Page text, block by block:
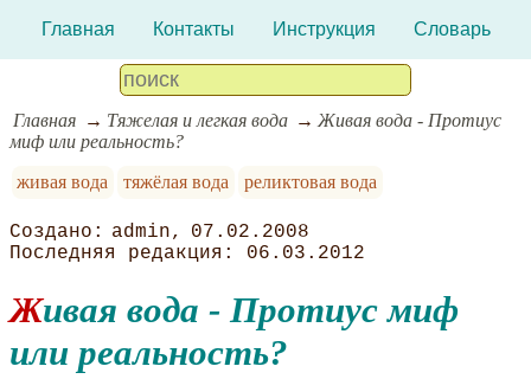
Главная Контакты Инструкция Словарь
Главная Тяжелая и легкая вода
Живая вода - Протиус
миф или реальность?
живая вода
тяжёлая вода реликтовая вода
admin
07.02.2008
06.03.2012
Живая вода - Протиус миф
или реальность?